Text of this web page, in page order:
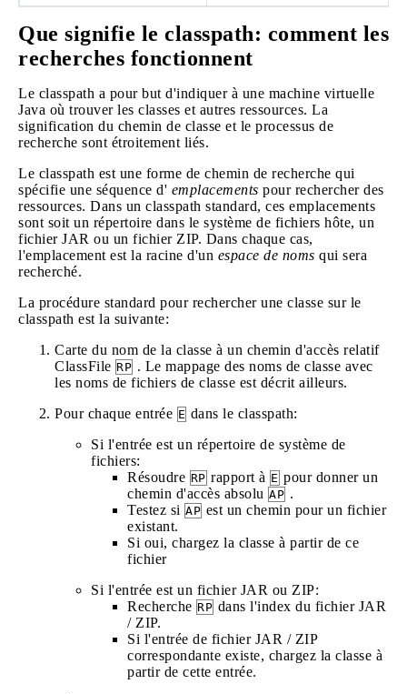
Que signifie le classpath: comment les
recherches fonctionnent
Le classpath a pour but d'indiquer à une machine virtuelle
Java où trouver les classes et autres ressources. La
signification du chemin de classe et le processus de
recherche sont étroitement liés.
Le classpath est une forme de chemin de recherche qui
spécifie une séquence d' emplacements pour rechercher des
ressources. Dans un classpath standard, ces emplacements
sont soit un répertoire dans le système de fichiers hôte, un
fichier JAR ou un fichier ZIP. Dans chaque cas,
l'emplacement est la racine d'un espace de noms qui sera
recherché.
La procédure standard pour rechercher une classe sur le
classpath est la suivante:
Carte du nom de la classe à un chemin d'accès relatif
ClassFile RP . Le mappage des noms de classe avec
les noms de fichiers de classe est décrit ailleurs.
Pour chaque entrée E dans le classpath:
Si l'entrée est un répertoire de système de
fichiers:
Résoudre RP rapport à E pour donner un
chemin d'accès absolu AP .
Testez si AP est un chemin pour un fichier
existant.
Si oui, chargez la classe à partir de ce
fichier
Si l'entrée est un fichier JAR ou ZIP:
Recherche RP dans l'index du fichier JAR
/ ZIP.
Si l'entrée de fichier JAR / ZIP
correspondante existe, chargez la classe à
partir de cette entrée.